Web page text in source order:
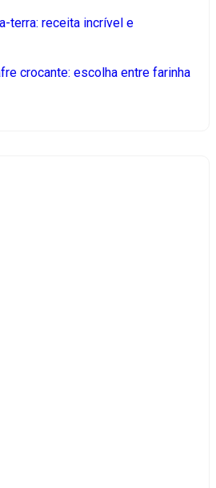
terra: receita incrível e
crocante: escolha entre farinha